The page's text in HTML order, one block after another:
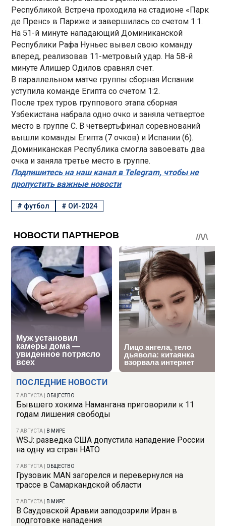
ПОСЛЕДНИЕ НОВОСТИ
7 АВГУСТА ОБЩЕСТВО
Бывшего хокима Намангана приговорили к 11
годам лишения свободы
7 АВГУСТА В МИРЕ
WSJ: разведка США допустила нападение России
на одну из стран НАТО
7 АВГУСТА ОБЩЕСТВО
Грузовик MAN загорелся и перевернулся на
трассе в Самаркандской области
7 АВГУСТА В МИРЕ
В Саудовской Аравии заподозрили Иран в
подготовке нападения
Республикой. Встреча проходила на стадионе «Парк
де Пренс» в Париже и завершилась со счетом 1:1.
На 51-й минуте нападающий Доминиканской
Республики Рафа Нуньес вывел свою команду
вперед, реализовав 11-метровый удар. На 58-й
минуте Алишер Одилов сравнял счет.
В параллельном матче группы сборная Испании
уступила команде Египта со счетом 1:2.
После трех туров группового этапа сборная
Узбекистана набрала одно очко и заняла четвертое
место в группе С. В четвертьфинал соревнований
вышли команды Египта (7 очков) и Испании (6).
Доминиканская Республика смогла завоевать два
очка и заняла третье место в группе.
Подпишитесь на наш канал в Telegram, чтобы не
пропустить важные новости
# футбол # ОИ-2024